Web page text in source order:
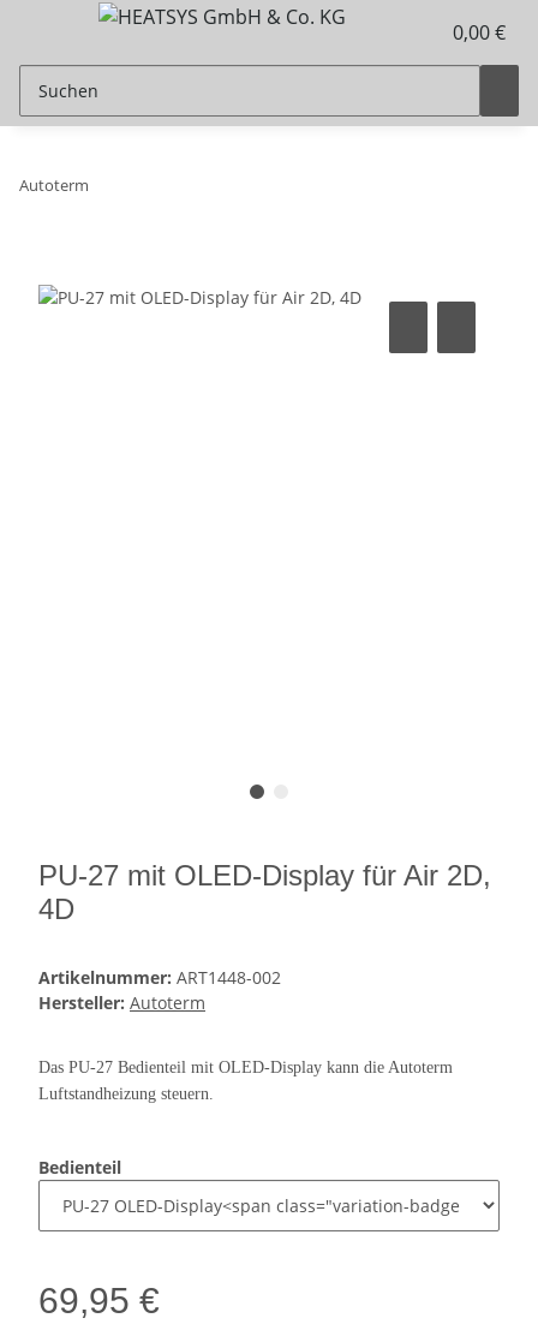
0,00 €
Autoterm
PU-27 mit OLED-Display für Air 2D,
4D
Artikelnummer: ART1448-002
Hersteller: Autoterm
Das PU-27 Bedienteil mit OLED-Display kann die Autoterm
Luftstandheizung steuern.
Bedienteil
69,95 €